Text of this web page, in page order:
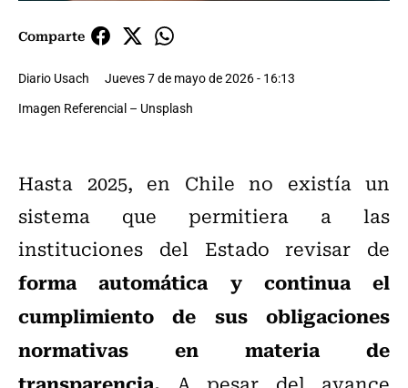
Comparte
Diario Usach
Jueves 7 de mayo de 2026 - 16:13
Imagen Referencial – Unsplash
Hasta 2025, en Chile no existía un
sistema que permitiera a las
instituciones del Estado revisar de
forma automática y continua el
cumplimiento de sus obligaciones
normativas en materia de